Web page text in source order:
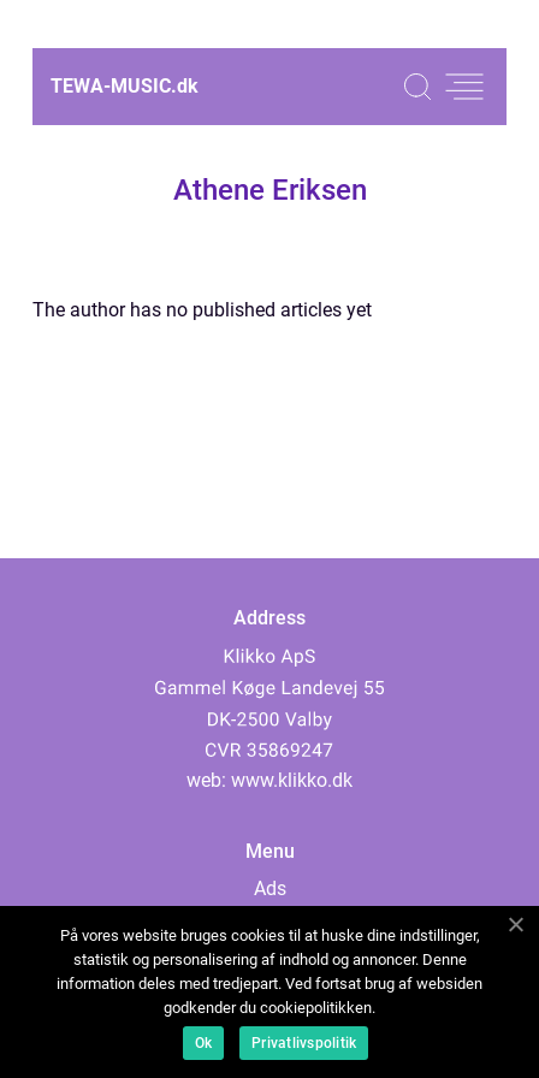
TEWA-MUSIC.dk
Athene Eriksen
The author has no published articles yet
Address
web: www.klikko.dk
Menu
Ads
Cookies
Contact
Sitemap
På vores website bruges cookies til at huske dine indstillinger,
statistik og personalisering af indhold og annoncer. Denne
information deles med tredjepart. Ved fortsat brug af websiden
godkender du cookiepolitikken.
Ok Privatlivspolitik